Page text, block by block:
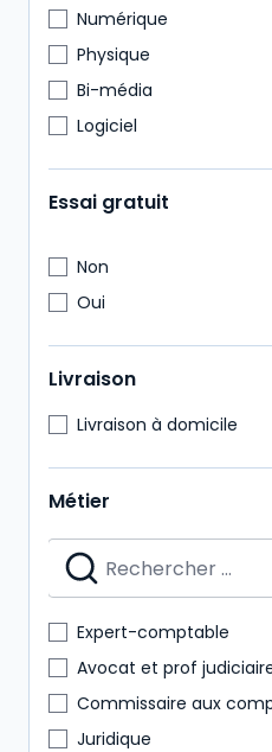
Numérique
Physique
Bi-média
Logiciel
Essai gratuit
Non
Oui
Livraison
Livraison à domicile
Métier
Expert-comptable
Avocat et prof
Commissaire aux
Juridique